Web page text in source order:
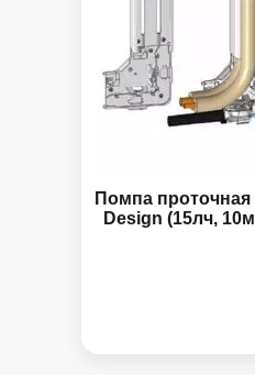
Помпа
Design (15лч,